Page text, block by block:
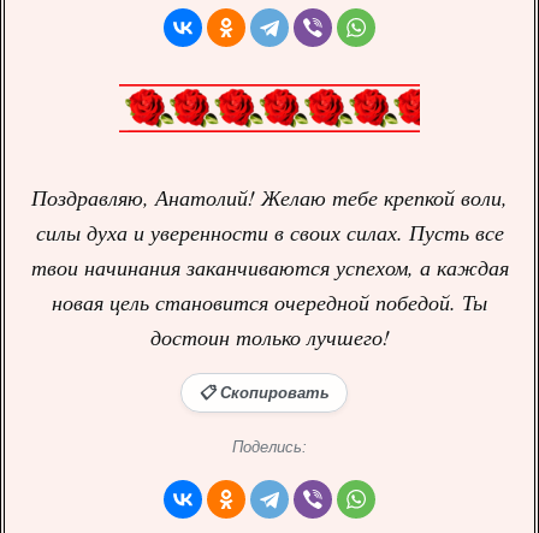
Поздравляю, Анатолий! Желаю тебе крепкой воли,
силы духа и уверенности в своих силах. Пусть все
твои начинания заканчиваются успехом, а каждая
новая цель становится очередной победой. Ты
достоин только лучшего!
📋 Скопировать
Поделись: